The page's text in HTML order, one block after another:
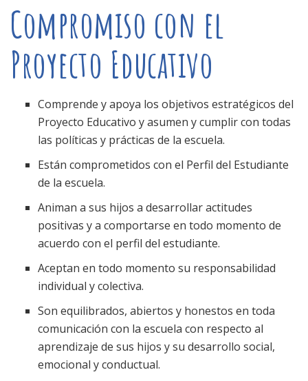
Compromiso con el
Proyecto Educativo
Comprende y apoya los objetivos estratégicos del
Proyecto Educativo y asumen y cumplir con todas
las políticas y prácticas de la escuela.
Están comprometidos con el Perfil del Estudiante
de la escuela.
Animan a sus hijos a desarrollar actitudes
positivas y a comportarse en todo momento de
acuerdo con el perfil del estudiante.
Aceptan en todo momento su responsabilidad
individual y colectiva.
Son equilibrados, abiertos y honestos en toda
comunicación con la escuela con respecto al
aprendizaje de sus hijos y su desarrollo social,
emocional y conductual.